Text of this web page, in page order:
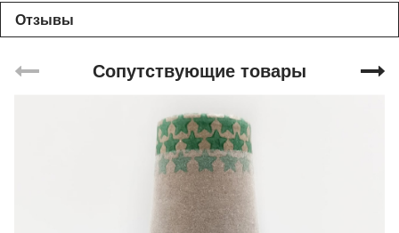
Отзывы
Сопутствующие товары